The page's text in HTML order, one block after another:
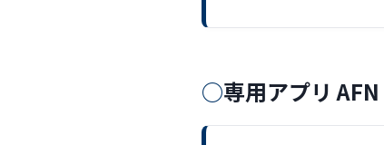
専用アプリ